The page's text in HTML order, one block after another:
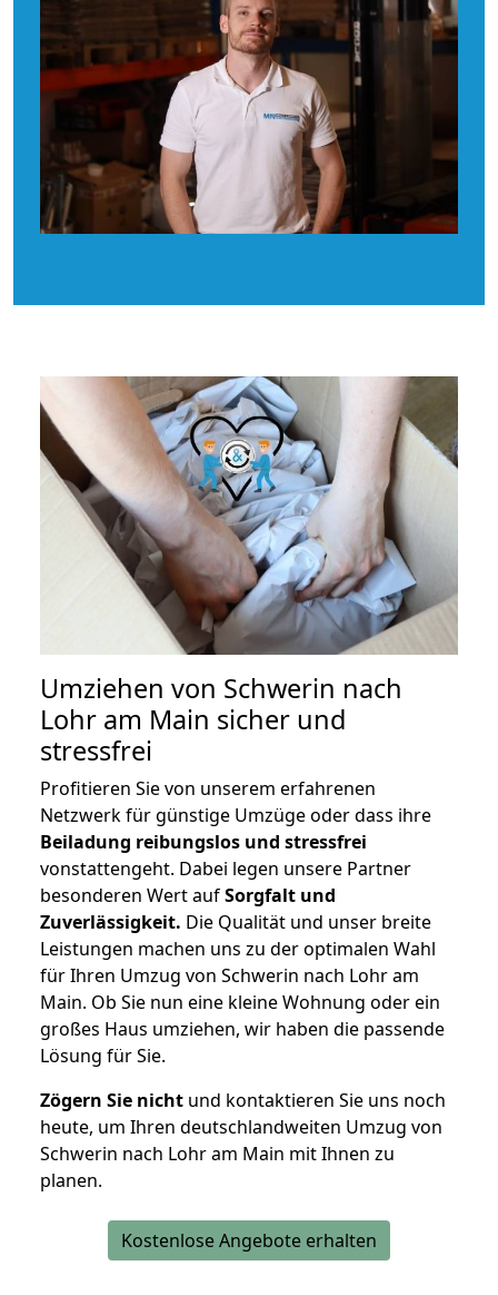
Umziehen von Schwerin nach
Lohr am Main sicher und
stressfrei
Profitieren Sie von unserem erfahrenen
Netzwerk für günstige Umzüge oder dass ihre
Beiladung reibungslos und stressfrei
vonstattengeht. Dabei legen unsere Partner
besonderen Wert aufSorgfalt und
Zuverlässigkeit. Die Qualität und unser breite
Leistungen machen uns zu der optimalen Wahl
für Ihren Umzug von Schwerin nach Lohr am
Main. Ob Sie nun eine kleine Wohnung oder ein
großes Haus umziehen, wir haben die passende
Lösung für Sie.
Zögern Sie nicht und kontaktieren Sie uns noch
heute, um Ihren deutschlandweiten Umzug von
Schwerin nach Lohr am Main mit Ihnen zu
planen.
Kostenlose Angebote erhalten